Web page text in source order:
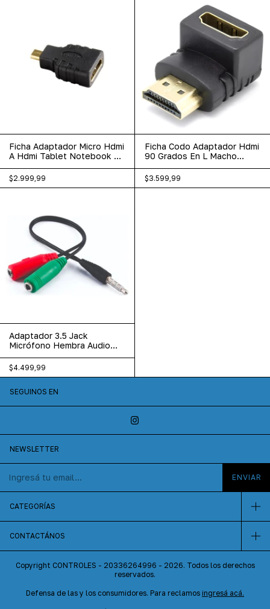
Ficha Adaptador Micro Hdmi
A Hdmi Tablet Notebook Tv
$2.999,99
Ficha Codo Adaptador Hdmi
90 Grados En L Macho
$3.599,99
Adaptador 3.5 Jack
Micrófono Hembra Audio
$4.499,99
SEGUINOS EN
NEWSLETTER
CATEGORÍAS
CONTACTÁNOS
Copyright CONTROLES - 20336264996 - 2026. Todos los derechos
reservados.
Defensa de las y los consumidores. Para reclamos ingresá acá.